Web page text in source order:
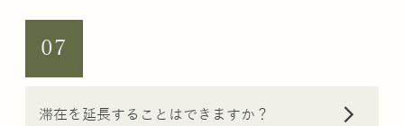
07
滞在を延長することはできますか？ arrow_forward_ios